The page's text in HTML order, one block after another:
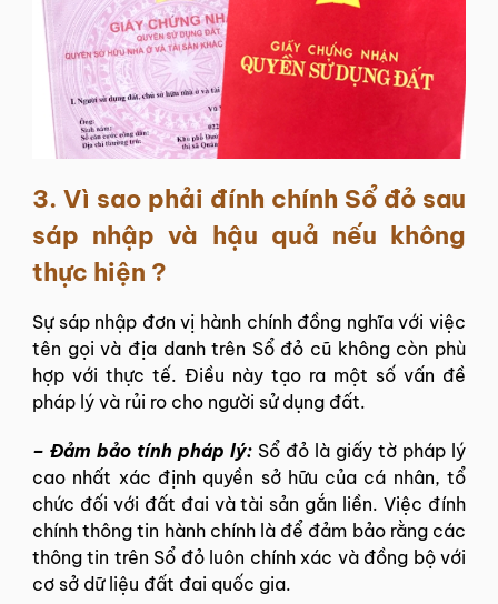
3. Vì sao phải đính chính Sổ đỏ sau
sáp nhập và hậu quả nếu không
thực hiện ?
Sự sáp nhập đơn vị hành chính đồng nghĩa với việc
tên gọi và địa danh trên Sổ đỏ cũ không còn phù
hợp với thực tế. Điều này tạo ra một số vấn đề
pháp lý và rủi ro cho người sử dụng đất.
– Đảm bảo tính pháp lý: Sổ đỏ là giấy tờ pháp lý
cao nhất xác định quyền sở hữu của cá nhân, tổ
chức đối với đất đai và tài sản gắn liền. Việc đính
chính thông tin hành chính là để đảm bảo rằng các
thông tin trên Sổ đỏ luôn chính xác và đồng bộ với
cơ sở dữ liệu đất đai quốc gia.